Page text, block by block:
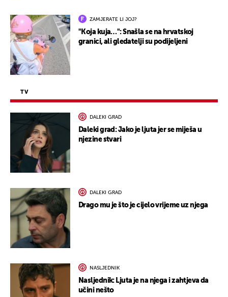
ZAMJERATE LI JOJ?
"Koja kuja…": Snašla se na hrvatskoj
granici, ali gledatelji su podijeljeni
TV
DALEKI GRAD
Daleki grad: Jako je ljuta jer se miješa u
njezine stvari
DALEKI GRAD
Drago mu je što je cijelo vrijeme uz njega
NASLJEDNIK
Nasljednik: Ljuta je na njega i zahtjeva da
učini nešto